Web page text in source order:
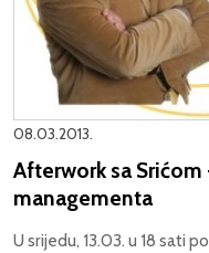
08.03.2013.
Afterwork sa
managementa
U srijedu, 13.03. u 18 sati